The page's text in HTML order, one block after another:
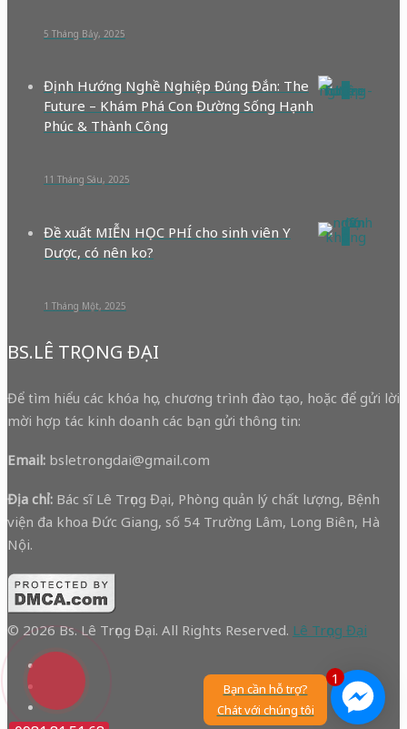
5 Tháng Bảy, 2025
0
Định Hướng Nghề Nghiệp Đúng Đắn: The
Future – Khám Phá Con Đường Sống Hạnh
Phúc & Thành Công
11 Tháng Sáu, 2025
Đề xuất MIỄN HỌC PHÍ cho sinh viên Y
Dược, có nên ko?
1 Tháng Một, 2025
BS.LÊ TRỌNG ĐẠI
Để tìm hiểu các khóa học, chương trình đào tạo, hoặc để gửi lời
mời hợp tác kinh doanh các bạn gửi thông tin:
Email: bsletrongdai@gmail.com
Địa chỉ: Bác sĩ Lê Trọng Đại, Phòng quản lý chất lượng, Bệnh
viện đa khoa Đức Giang, số 54 Trường Lâm, Long Biên, Hà
Nội.
© 2026 Bs. Lê Trọng Đại. All Rights Reserved. Lê Trọng Đại
1
Bạn cần hỗ trợ?
Chát với chúng tôi